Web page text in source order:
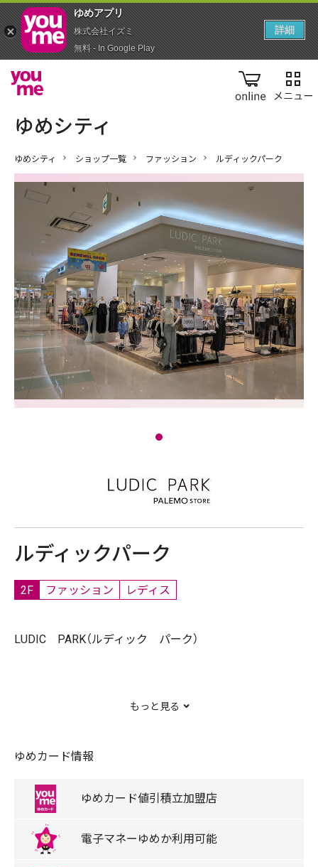
online
ゆめシティ ショップ一覧 ファッション ルディックパーク
ルディックパーク
2F ファッション レディス
LUDIC PARK（ルディック パーク）
ファッションを気軽に楽しめるブランドです。
最新トレンドからベーシックまで、エイジレス・シーンレ
スに使えるアイテムをリーズナブルプライスでトータル
もっと見る
ゆめカード情報
ゆめカード値引積立加盟店
電子マネー ゆめか利用可能
ゆめアプ‪リ‬
株式会社イズミ
無料 - In Google Play
詳細